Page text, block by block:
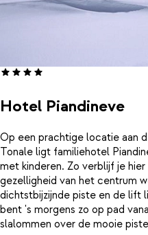
Hotel Piandineve
Op een prachtige locatie aan
Tonale ligt familiehotel
met kinderen. Zo verblijf je
gezelligheid van het centrum
dichtstbijzijnde piste en de lift
bent 's morgens zo op pad
slalommen over de mooie